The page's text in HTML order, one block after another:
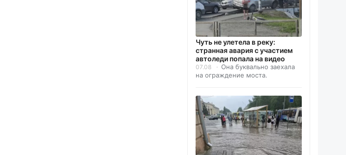
Чуть не улетела в реку:
странная авария с участием
автоледи попала на видео
07.08
Она буквально заехала
на ограждение моста.